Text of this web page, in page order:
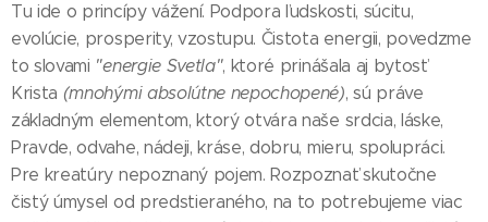
Tu ide o princípy vážení. Podpora ľudskosti, súcitu,
evolúcie, prosperity, vzostupu. Čistota energii, povedzme
to slovami "energie Svetla", ktoré prinášala aj bytosť
Krista (mnohými absolútne nepochopené), sú práve
základným elementom, ktorý otvára naše srdcia, láske,
Pravde, odvahe, nádeji, kráse, dobru, mieru, spolupráci.
Pre kreatúry nepoznaný pojem. Rozpoznať skutočne
čistý úmysel od predstieraného, na to potrebujeme viac